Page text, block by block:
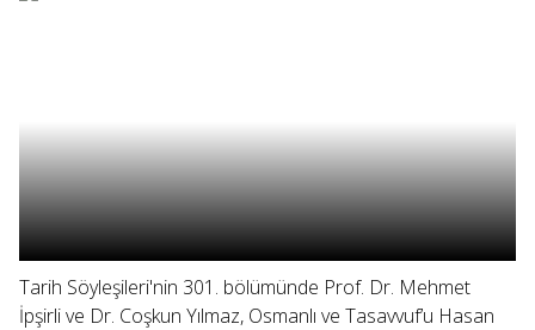
Tarih Söyleşileri'nin 301. bölümünde Prof. Dr. Mehmet
İpşirli ve Dr. Coşkun Yılmaz, Osmanlı ve Tasavvuf’u Hasan